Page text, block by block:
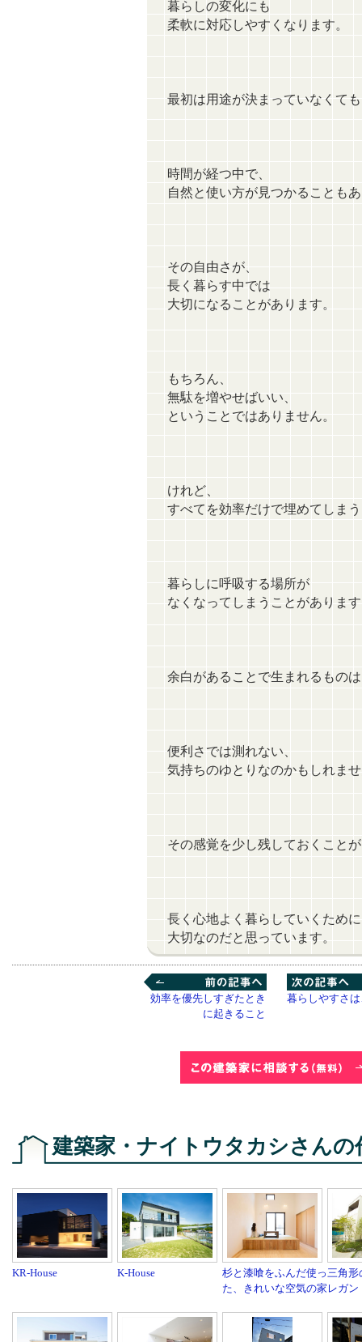
暮らしの変化にも
柔軟に対応しやすくなります。
最初は用途が決まっていなくて
時間が経つ中で、
自然と使い方が見つかることも
その自由さが、
長く暮らす中では
大切になることがあります。
もちろん、
無駄を増やせばいい、
ということではありません。
けれど、
すべてを効率だけで埋めてしま
暮らしに呼吸する場所が
なくなってしまうことがありま
余白があることで生まれるもの
便利さでは測れない、
気持ちのゆとりなのかもしれま
その感覚を少し残しておくこと
長く心地よく暮らしていくため
大切なのだと思っています。
前の記事へ
効率を優先しすぎたとき
に起きること
">次の記事へ
暮らしやすさ
建築家・ナイトウタカシさんの
KR-House K-House
杉と漆喰をふんだ使っ
た、きれいな空気の家
三角形
レガン